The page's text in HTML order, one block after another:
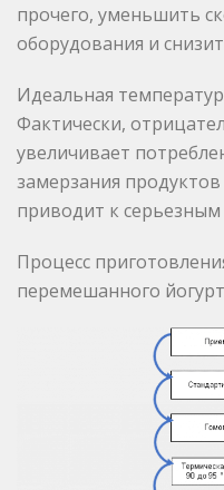
прочего, уменьшить
оборудования и
Идеальная
Фактически,
увеличивает
замерзания
приводит к
Процесс
перемешанного